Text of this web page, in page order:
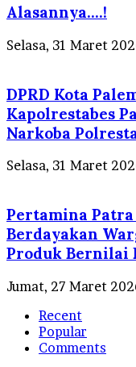
Alasannya….!
Selasa, 31 Maret
DPRD Kota
Kapolrestabes
Narkoba
Selasa, 31 Maret
Pertamina
Berdayakan
Produk Bernilai
Jumat, 27 Maret
Recent
Popular
Comments